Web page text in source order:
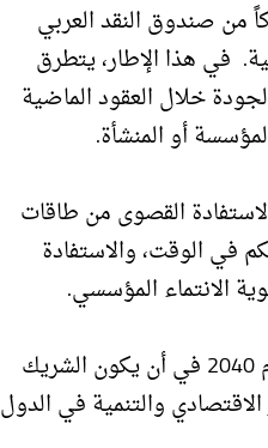
من صندوق النقد العربي
في هذا الإطار، يتطرق
خلال العقود الماضية
أو المنشأة.
القصوى من طاقات
في الوقت، والاستفادة
الانتماء المؤسسي.
تندرج هذه الأنشطة البحثية في إطار الجهود الرامية إلى تحقيق رؤية صندوق النقد العربي لعام 2040 في أن يكون الشريك
والتنمية في الدول